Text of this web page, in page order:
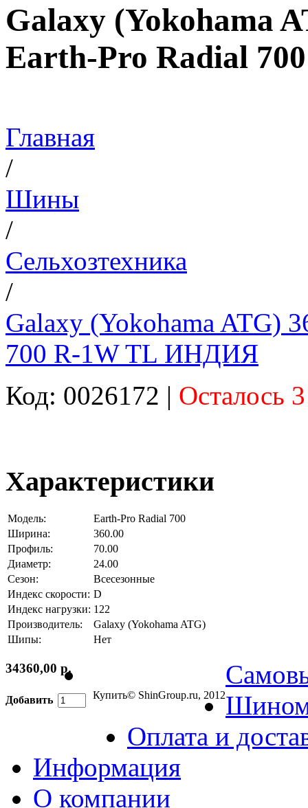
Galaxy (Yokohama
Earth-Pro Radial
Главная
/
Шины
/
Сельхозтехника
/
Galaxy (Yokohama ATG)
700 R-1W TL ИНДИЯ
Код: 0026172 | Осталось
Характеристики
Модель:
Earth-Pro Radial 700
Ширина:
360.00
Профиль:
70.00
Диаметр:
24.00
Сезон:
Всесезонные
Индекс скорости: D
Индекс нагрузки: 122
Производитель:
Galaxy (Yokohama ATG)
Шипы:
Нет
34360,00 р.
Добавить Купить© ShinGroup.ru, 2012
Оплата и
Информация
О компании